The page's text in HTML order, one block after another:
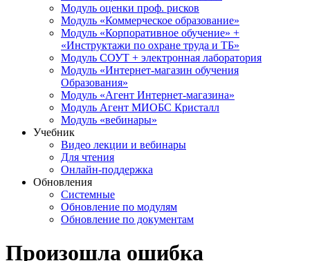
Модуль оценки проф. рисков
Модуль «Коммерческое образование»
Модуль «Корпоративное обучение» +
«Инструктажи по охране труда и ТБ»
Модуль СОУТ + электронная лаборатория
Модуль «Интернет-магазин обучения
Образования»
Модуль «Агент Интернет-магазина»
Модуль Агент МИОБС Кристалл
Модуль «вебинары»
Учебник
Видео лекции и вебинары
Для чтения
Онлайн-поддержка
Обновления
Системные
Обновление по модулям
Обновление по документам
Произошла ошибка